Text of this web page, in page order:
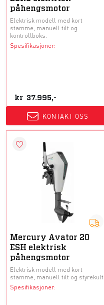
påhengsmotor
Elektrisk modell med kort
stamme, manuell tilt og
kontrollboks.
Spesifikasjoner:
kr 37.995,-
KONTAKT OSS
Mercury Avator 20
ESH elektrisk
påhengsmotor
Elektrisk modell med kort
stamme, manuell tilt og styrekult.
Spesifikasjoner: